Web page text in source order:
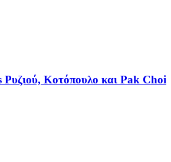
Κοτόπουλο και Pak Choi